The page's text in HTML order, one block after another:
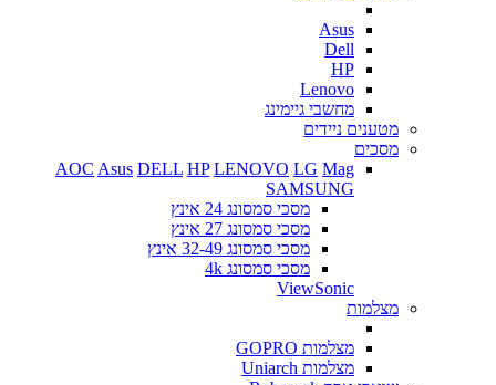
Asus
Dell
HP
Lenovo
מחשבי גיימינג
מטענים ניידים
מסכים
AOC Asus DELL HP LENOVO LG Mag
SAMSUNG
מסכי סמסונג 24 אינץ
מסכי סמסונג 27 אינץ
מסכי סמסונג 32-49 אינץ
מסכי סמסונג 4k
ViewSonic
מצלמות
מצלמות GOPRO
מצלמות Uniarch